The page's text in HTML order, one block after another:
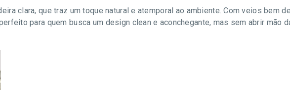
clara, que traz um toque natural e atemporal ao ambiente. Com veios bem
para quem busca um design clean e aconchegante, mas sem abrir mão